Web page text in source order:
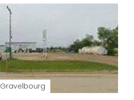
Gravelbourg